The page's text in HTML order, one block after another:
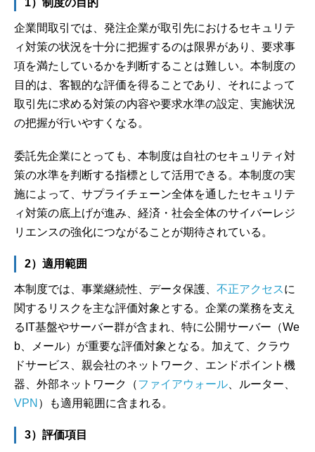
企業間取引では、発注企業が取引先におけるセキュリテ
ィ対策の状況を十分に把握するのは限界があり、要求事
項を満たしているかを判断することは難しい。本制度の
目的は、客観的な評価を得ることであり、それによって
取引先に求める対策の内容や要求水準の設定、実施状況
の把握が行いやすくなる。
委託先企業にとっても、本制度は自社のセキュリティ対
策の水準を判断する指標として活用できる。本制度の実
施によって、サプライチェーン全体を通したセキュリテ
ィ対策の底上げが進み、経済・社会全体のサイバーレジ
リエンスの強化につながることが期待されている。
2）適用範囲
本制度では、事業継続性、データ保護、 不正アクセスに
関するリスクを主な評価対象とする。企業の業務を支え
るIT基盤やサーバー群が含まれ、特に公開サーバー（We
b、メール）が重要な評価対象となる。加えて、クラウ
ドサービス、親会社のネットワーク、エンドポイント機
器、外部ネットワーク（ファイアウォール 、ルーター、
VPN ）も適用範囲に含まれる。
3）評価項目